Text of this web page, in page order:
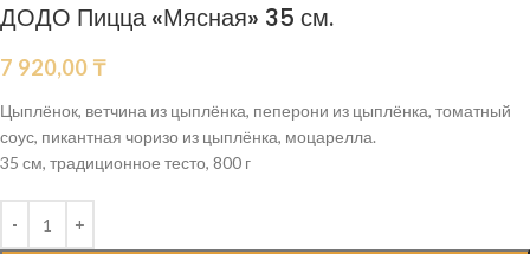
ДОДО Пицца «Мясная» 35 см.
7 920,00 ₸
Цыплёнок, ветчина из цыплёнка, пеперони из цыплёнка, томатный
соус, пикантная чоризо из цыплёнка, моцарелла.
35 см, традиционное тесто, 800 г